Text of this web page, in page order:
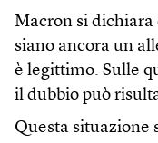
Macron si
siano ancora un
è legittimo. Sulle
il dubbio può
Questa situazione